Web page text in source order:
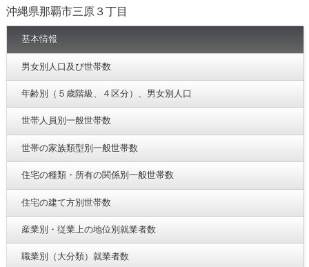
沖縄県那覇市三原３丁目
基本情報
男女別人口及び世帯数
年齢別（５歳階級、４区分）、男女別人口
世帯人員別一般世帯数
世帯の家族類型別一般世帯数
住宅の種類・所有の関係別一般世帯数
住宅の建て方別世帯数
産業別・従業上の地位別就業者数
職業別（大分類）就業者数